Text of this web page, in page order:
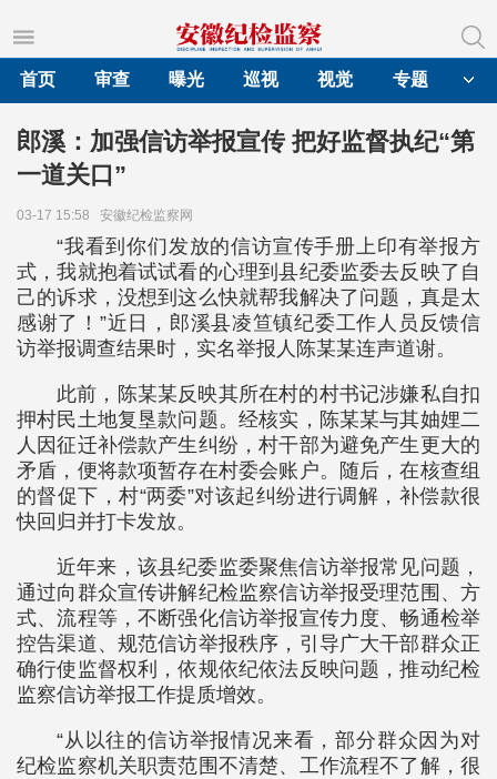
首页
审查 曝光 巡视 视觉 专题
郎溪：加强信访举报宣传 把好监督执纪“第
一道关口”
03-17 15:58 安徽纪检监察网
“我看到你们发放的信访宣传手册上印有举报方
式，我就抱着试试看的心理到县纪委监委去反映了自
己的诉求，没想到这么快就帮我解决了问题，真是太
感谢了！”近日，郎溪县凌笪镇纪委工作人员反馈信
访举报调查结果时，实名举报人陈某某连声道谢。
此前，陈某某反映其所在村的村书记涉嫌私自扣
押村民土地复垦款问题。经核实，陈某某与其妯娌二
人因征迁补偿款产生纠纷，村干部为避免产生更大的
矛盾，便将款项暂存在村委会账户。随后，在核查组
的督促下，村“两委”对该起纠纷进行调解，补偿款很
快回归并打卡发放。
近年来，该县纪委监委聚焦信访举报常见问题，
通过向群众宣传讲解纪检监察信访举报受理范围、方
式、流程等，不断强化信访举报宣传力度、畅通检举
控告渠道、规范信访举报秩序，引导广大干部群众正
确行使监督权利，依规依纪依法反映问题，推动纪检
监察信访举报工作提质增效。
“从以往的信访举报情况来看，部分群众因为对
纪检监察机关职责范围不清楚、工作流程不了解，很